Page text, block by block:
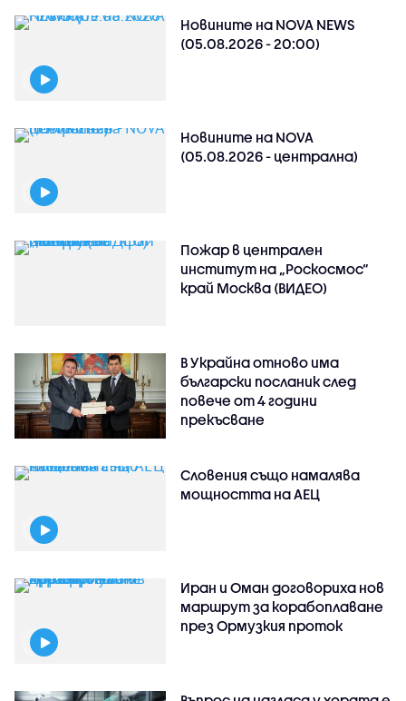
Новините на NOVA NEWS
(05.08.2026 - 20:00)
Новините на NOVA
(05.08.2026 - централна)
Пожар в централен
институт на „Роскосмос“
край Москва (ВИДЕО)
В Украйна отново има
български посланик след
повече от 4 години
прекъсване
Словения също намалява
мощността на АЕЦ
Иран и Оман договориха нов
маршрут за корабоплаване
през Ормузкия проток